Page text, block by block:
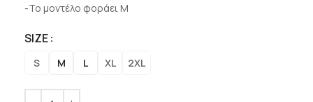
-Το μοντέλο φοράει M
SIZE
S M L XL 2XL